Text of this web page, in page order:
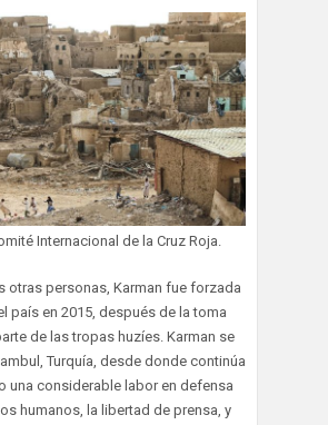
Internacional de la Cruz Roja.
otras personas, Karman fue forzada
país en 2015, después de la toma
de las tropas huzíes. Karman se
Turquía, desde donde continúa
una considerable labor en defensa
humanos, la libertad de prensa, y